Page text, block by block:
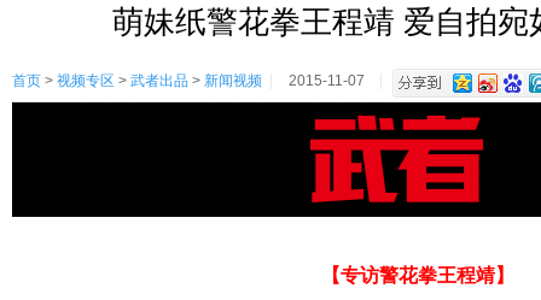
萌妹纸警花拳王程靖 爱自拍宛
首页 > 视频专区 > 武者出品 > 新闻视频 2015-11-07
【专访警花拳王程靖】